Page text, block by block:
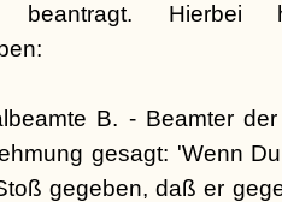
beantragt. Hierbei
B. - Beamter
gesagt: 'Wenn
gegeben, daß er